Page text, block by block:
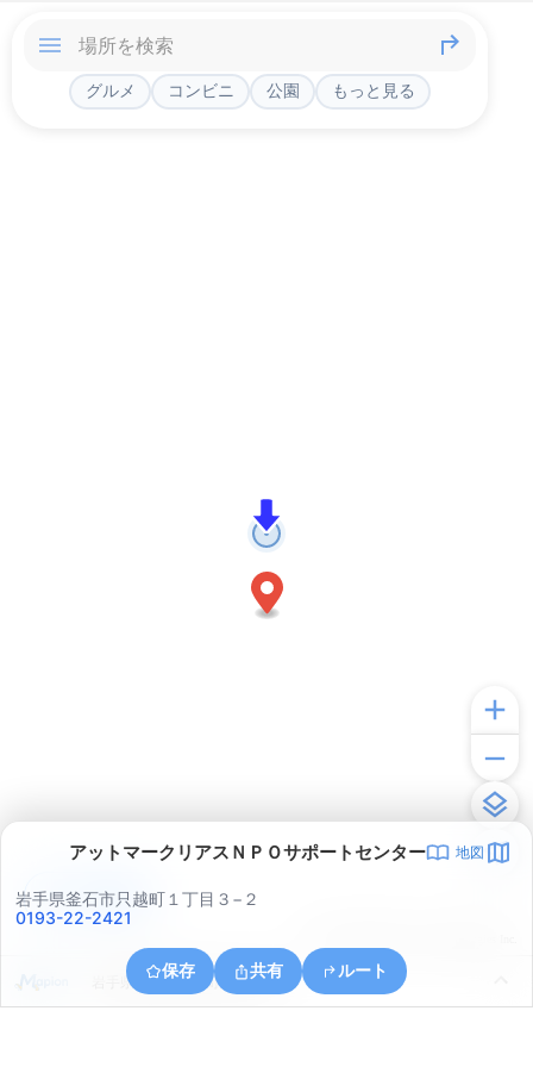
グルメ コンビニ 公園 もっと見る
アットマークリアスＮＰＯサポートセンター 地図
岩手県釜石市只越町１丁目３−２
0193-22-2421
保存 共有 ルート
岩手県釜石市両石町第４地割
アプリで見る